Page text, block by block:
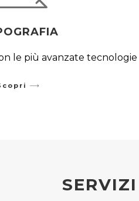
le più avanzate tecnologie